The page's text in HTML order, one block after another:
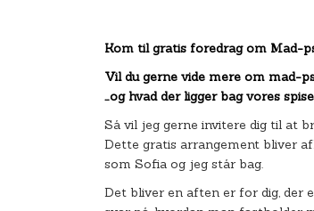
Kom til gratis foredrag om Mad-
Vil du gerne vide mere om mad-
…og hvad der ligger bag vores
Så vil jeg gerne invitere dig til at
Dette gratis arrangement bliver
som Sofia og jeg står bag.
Det bliver en aften er for dig, der